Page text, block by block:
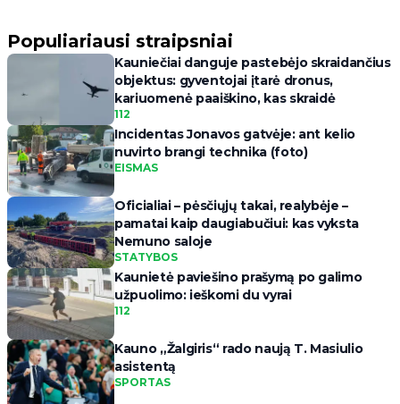
Populiariausi straipsniai
Kauniečiai danguje pastebėjo skraidančius
objektus: gyventojai įtarė dronus,
kariuomenė paaiškino, kas skraidė
112
Incidentas Jonavos gatvėje: ant kelio
nuvirto brangi technika (foto)
EISMAS
Oficialiai – pėsčiųjų takai, realybėje –
pamatai kaip daugiabučiui: kas vyksta
Nemuno saloje
STATYBOS
Kaunietė paviešino prašymą po galimo
užpuolimo: ieškomi du vyrai
112
Kauno „Žalgiris“ rado naują T. Masiulio
asistentą
SPORTAS